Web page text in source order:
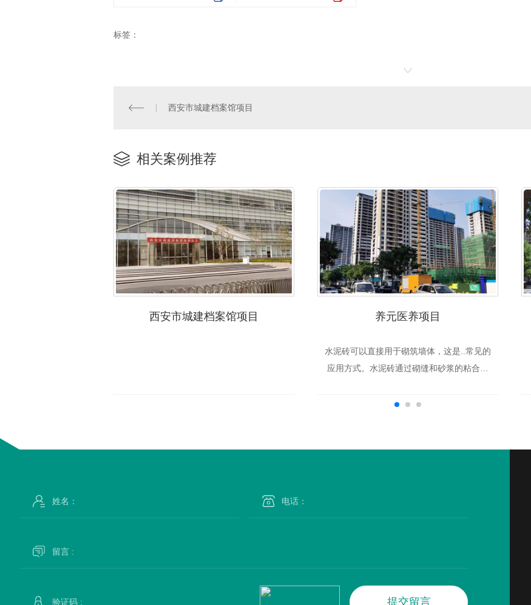
标签：
西安市城建档案馆项目
相关案例推荐
西安市城建档案馆项目 养元医养项目
水泥砖可以直接用于砌筑墙体，这是..常见的
应用方式。水泥砖通过砌缝和砂浆的粘合，
适用于室内和室外的墙体建设，可以根据需
提交留言